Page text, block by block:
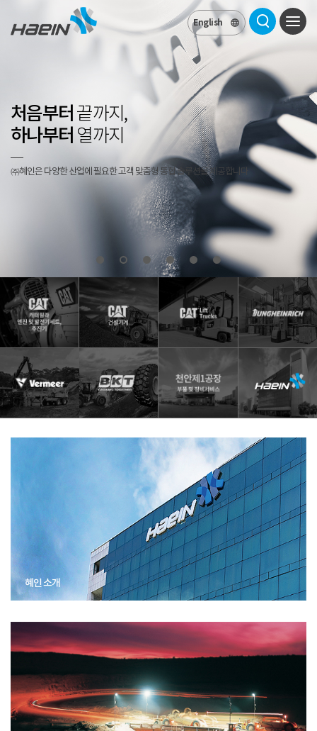
English 
처음부터 끝까지,
하나부터 열까지
㈜혜인은 다양한 산업에 필요한 고객 맞춤형 통합 솔루션을 제공합니다
혜인 소개